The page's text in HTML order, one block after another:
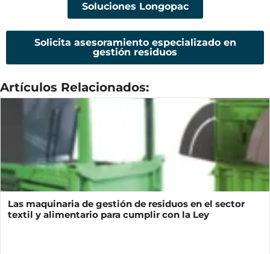
Soluciones Longopac
Solicita asesoramiento especializado en
gestión residuos
Artículos Relacionados:
Las maquinaria de gestión de residuos en el sector
textil y alimentario para cumplir con la Ley